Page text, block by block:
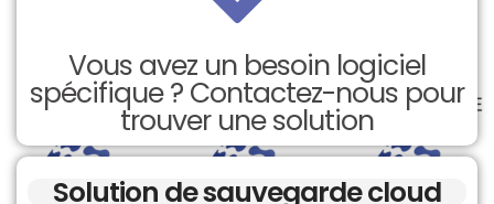
Vous avez un besoin logiciel
spécifique ? Contactez-nous pour
trouver une solution
Solution de sauvegarde cloud